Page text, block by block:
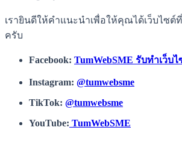
เรายินดีให้คำแนะนำเพื่อให้คุณได้เว็บไซ
ครับ
Facebook: TumWebSME รับทำเว็บ
Instagram: @tumwebsme
TikTok: @tumwebsme
YouTube: TumWebSME